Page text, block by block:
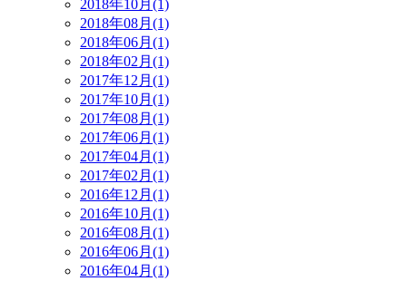
2018年10月(1)
2018年08月(1)
2018年06月(1)
2018年02月(1)
2017年12月(1)
2017年10月(1)
2017年08月(1)
2017年06月(1)
2017年04月(1)
2017年02月(1)
2016年12月(1)
2016年10月(1)
2016年08月(1)
2016年06月(1)
2016年04月(1)